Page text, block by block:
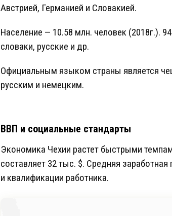
Австрией, Германией и Словакией.
Население — 10.58 млн. человек (2018г.).
словаки, русские и др.
Официальным языком страны является
русским и немецким.
ВВП и социальные стандарты
Экономика Чехии растет быстрыми
составляет 32 тыс. $. Средняя
и квалификации работника.